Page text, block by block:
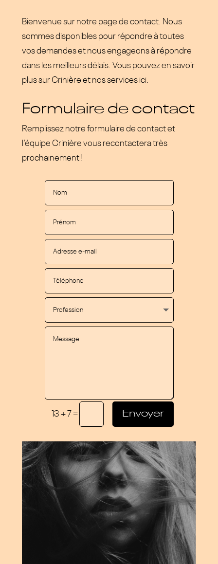
Bienvenue sur notre page de contact. Nous
sommes disponibles pour répondre à toutes
vos demandes et nous engageons à répondre
dans les meilleurs délais. Vous pouvez en savoir
plus sur Crinière et nos services ici.
Formulaire de contact
Remplissez notre formulaire de contact et
l’équipe Crinière vous recontactera très
prochainement !
13 + 7 = Envoyer